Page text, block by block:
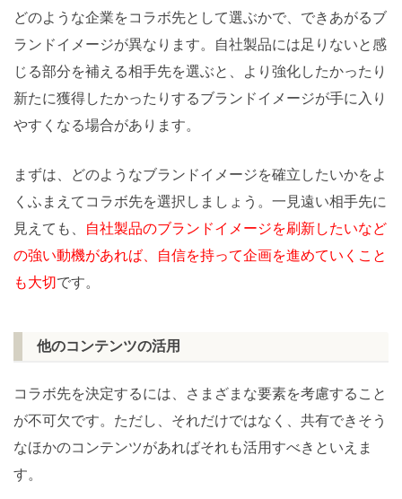
どのような企業をコラボ先として選ぶかで、できあがるブ
ランドイメージが異なります。自社製品には足りないと感
じる部分を補える相手先を選ぶと、より強化したかったり
新たに獲得したかったりするブランドイメージが手に入り
やすくなる場合があります。
まずは、どのようなブランドイメージを確立したいかをよ
くふまえてコラボ先を選択しましょう。一見遠い相手先に
見えても、
自社製品のブランドイメージを刷新したいなど
の強い動機があれば、自信を持って企画を進めていくこと
も大切です。
他のコンテンツの活用
コラボ先を決定するには、さまざまな要素を考慮すること
が不可欠です。ただし、それだけではなく、共有できそう
なほかのコンテンツがあればそれも活用すべきといえま
す。